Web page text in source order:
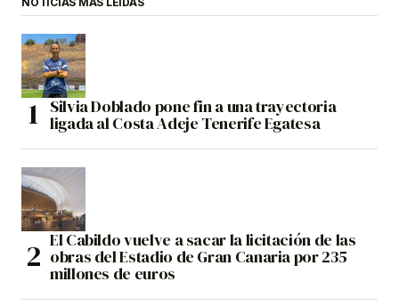
Silvia Doblado pone fin a una trayectoria
ligada al Costa Adeje Tenerife Egatesa
El Cabildo vuelve a sacar la licitación de las
obras del Estadio de Gran Canaria por 235
millones de euros